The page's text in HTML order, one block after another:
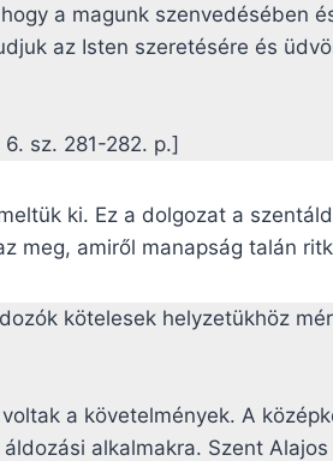
a magunk szenvedésében
az Isten szeretésére és
sz. 281-282. p.]
ki. Ez a dolgozat a
meg, amiről manapság talán
kötelesek helyzetükhöz
a követelmények. A
alkalmakra. Szent